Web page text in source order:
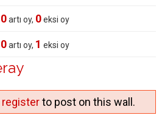
0artı oy, 0eksi oy
0artı oy, 1 eksi oy
registerto post on this wall.